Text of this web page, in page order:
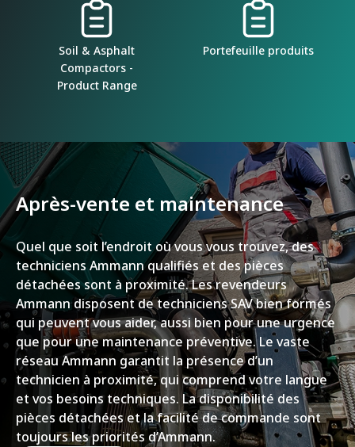
Soil & Asphalt
Compactors -
Product Range
Portefeuille produits
Après-vente et maintenance
Quel que soit l’endroit où vous vous trouvez, des
techniciens Ammann qualifiés et des pièces
détachées sont à proximité. Les revendeurs
Ammann disposent de techniciens SAV bien formés
qui peuvent vous aider, aussi bien pour une urgence
que pour une maintenance préventive. Le vaste
réseau Ammann garantit la présence d’un
technicien à proximité, qui comprend votre langue
et vos besoins techniques. La disponibilité des
pièces détachées et la facilité de commande sont
toujours les priorités d’Ammann.